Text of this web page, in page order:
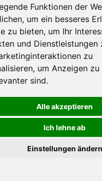
Funktionen der
, um ein besseres
zu bieten, um Ihr
und Dienstleistungen
zu
, um Anzeigen
sind.
Alle akzeptieren
Ich lehne ab
Einstellungen ändern